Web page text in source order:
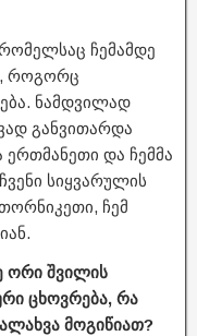
ჩემამდე
როგორც
ნამდვილად
განვითარდა
და ჩემმა
სიყვარულის
ჩემ
ორი შვილის
ცხოვრება, რა
მოგიწიათ?